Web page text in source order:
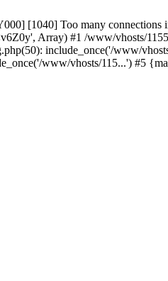
[1040] Too many
Array) #1 /www/vhosts/
include_once('/www/
www/vhosts/115...') #5